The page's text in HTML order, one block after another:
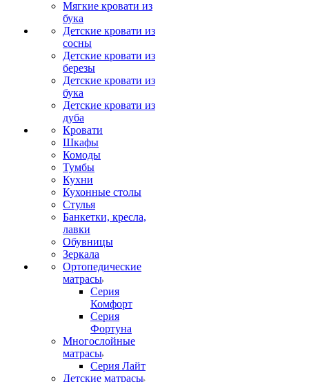
Мягкие кровати из
бука
Детские кровати из
сосны
Детские кровати из
березы
Детские кровати из
бука
Детские кровати из
дуба
Кровати
Шкафы
Комоды
Тумбы
Кухни
Кухонные столы
Стулья
Банкетки, кресла,
лавки
Обувницы
Зеркала
Ортопедические
матрасы
Серия
Комфорт
Серия
Фортуна
Многослойные
матрасы
Серия Лайт
Детские матрасы